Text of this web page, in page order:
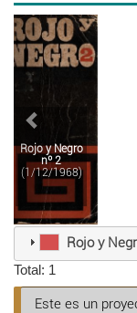
Rojo y Negro
nº 2
(1/12/1968)
Anterior
Rojo y
Total: 1
Este es un